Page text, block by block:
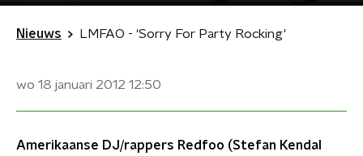
Nieuws LMFAO - 'Sorry For Party Rocking'
wo 18 januari 2012 12:50
Amerikaanse DJ/rappers Redfoo (Stefan Kendal